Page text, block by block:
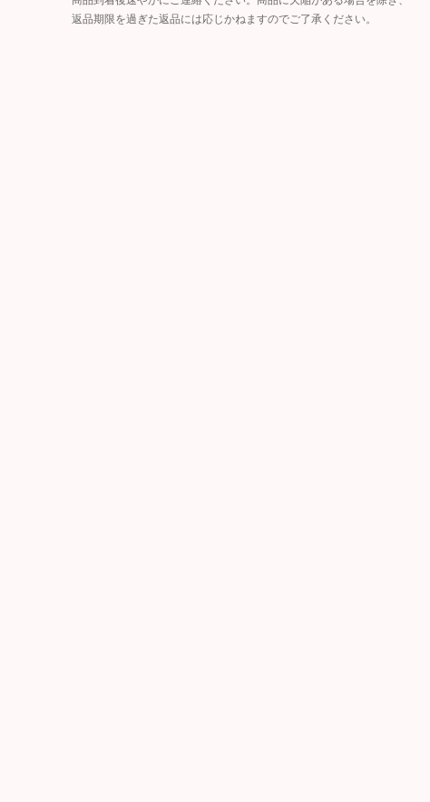
返品期限を過ぎた返品には応じかねますのでご了承ください。